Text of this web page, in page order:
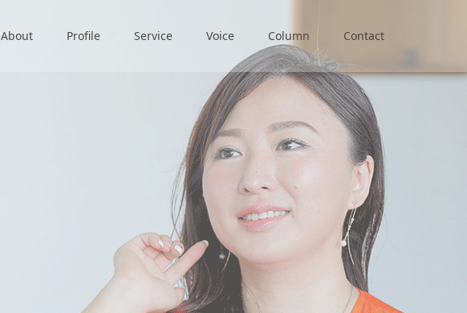
About Profile Service Voice Column Contact